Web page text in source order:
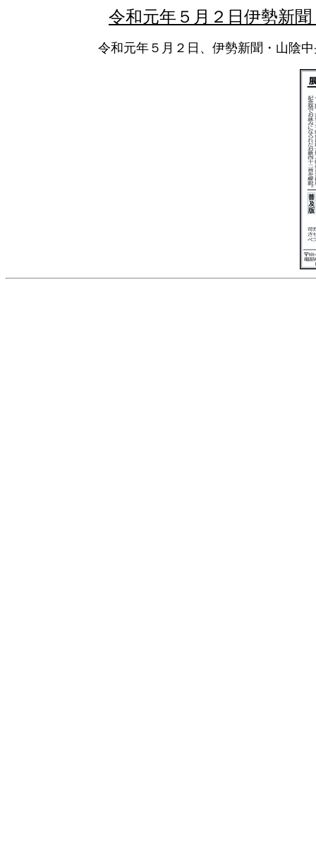
令和元年５月２日伊勢新
令和元年５月２日、伊勢新聞・山陰